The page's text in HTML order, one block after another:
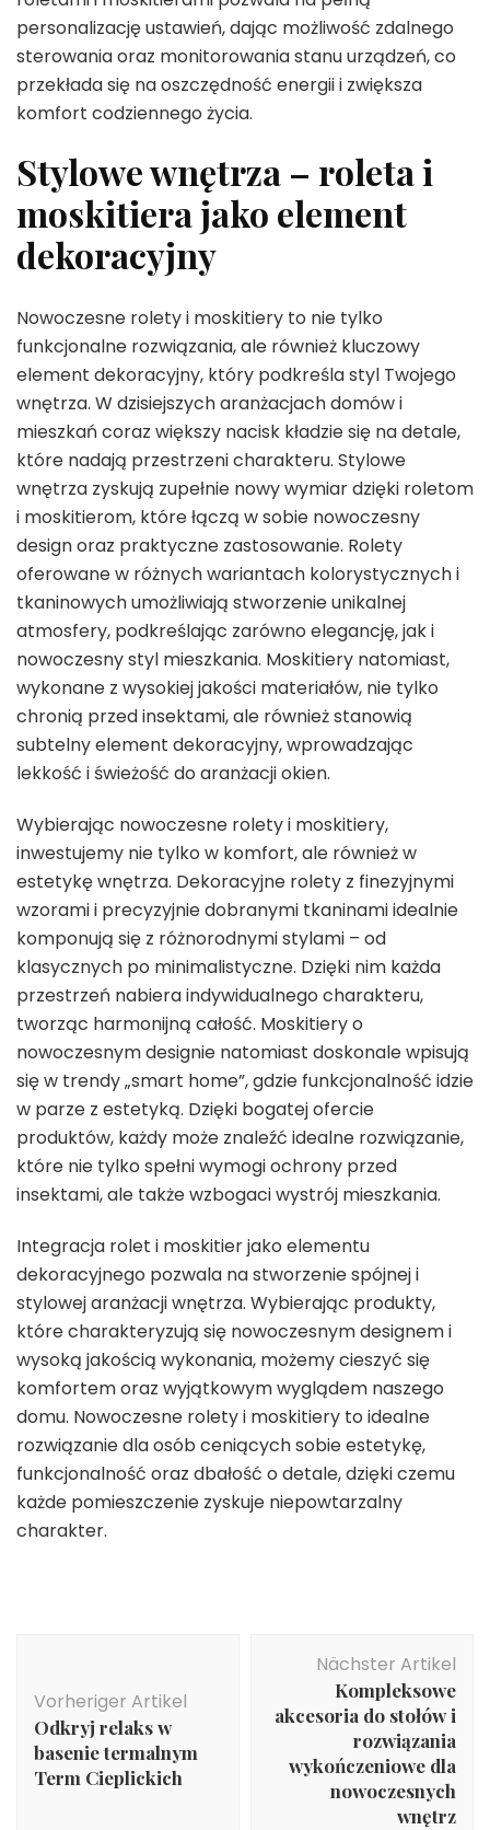
personalizację ustawień, dając możliwość zdalnego
sterowania oraz monitorowania stanu urządzeń, co
przekłada się na oszczędność energii i zwiększa
komfort codziennego życia.
Stylowe wnętrza – roleta i
moskitiera jako element
dekoracyjny
Nowoczesne rolety i moskitiery to nie tylko
funkcjonalne rozwiązania, ale również kluczowy
element dekoracyjny, który podkreśla styl Twojego
wnętrza. W dzisiejszych aranżacjach domów i
mieszkań coraz większy nacisk kładzie się na detale,
które nadają przestrzeni charakteru. Stylowe
wnętrza zyskują zupełnie nowy wymiar dzięki roletom
i moskitierom, które łączą w sobie nowoczesny
design oraz praktyczne zastosowanie. Rolety
oferowane w różnych wariantach kolorystycznych i
tkaninowych umożliwiają stworzenie unikalnej
atmosfery, podkreślając zarówno elegancję, jak i
nowoczesny styl mieszkania. Moskitiery natomiast,
wykonane z wysokiej jakości materiałów, nie tylko
chronią przed insektami, ale również stanowią
subtelny element dekoracyjny, wprowadzając
lekkość i świeżość do aranżacji okien.
Wybierając nowoczesne rolety i moskitiery,
inwestujemy nie tylko w komfort, ale również w
estetykę wnętrza. Dekoracyjne rolety z finezyjnymi
wzorami i precyzyjnie dobranymi tkaninami idealnie
komponują się z różnorodnymi stylami – od
klasycznych po minimalistyczne. Dzięki nim każda
przestrzeń nabiera indywidualnego charakteru,
tworząc harmonijną całość. Moskitiery o
nowoczesnym designie natomiast doskonale wpisują
się w trendy „smart home”, gdzie funkcjonalność idzie
w parze z estetyką. Dzięki bogatej ofercie
produktów, każdy może znaleźć idealne rozwiązanie,
które nie tylko spełni wymogi ochrony przed
insektami, ale także wzbogaci wystrój mieszkania.
Integracja rolet i moskitier jako elementu
dekoracyjnego pozwala na stworzenie spójnej i
stylowej aranżacji wnętrza. Wybierając produkty,
które charakteryzują się nowoczesnym designem i
wysoką jakością wykonania, możemy cieszyć się
komfortem oraz wyjątkowym wyglądem naszego
domu. Nowoczesne rolety i moskitiery to idealne
rozwiązanie dla osób ceniących sobie estetykę,
funkcjonalność oraz dbałość o detale, dzięki czemu
każde pomieszczenie zyskuje niepowtarzalny
charakter.
Vorheriger Artikel
Odkryj relaks w
basenie termalnym
Term Cieplickich
Nächster Artikel
Kompleksowe
akcesoria do stołów i
rozwiązania
wykończeniowe dla
nowoczesnych
wnętrz